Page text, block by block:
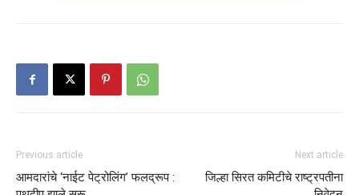
Previous article
आमदारांचे ‘नाईट पेट्रोलिंग’ फलद्रूप :
Next article
जिल्हा सिरत कमिटीचे राष्ट्रपतीना